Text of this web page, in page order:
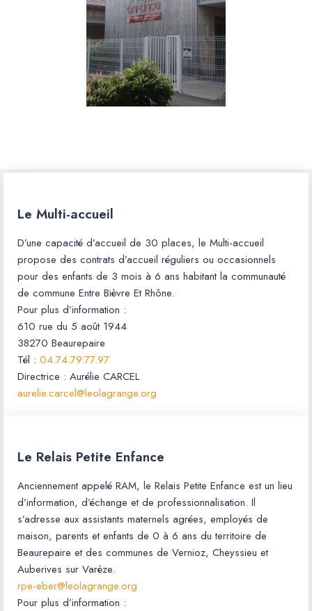
Le Multi-accueil
D’une capacité d’accueil de 30 places, le Multi-accueil
propose des contrats d’accueil réguliers ou occasionnels
pour des enfants de 3 mois à 6 ans habitant la communauté
de commune Entre Bièvre Et Rhône.
Pour plus d’information :
610 rue du 5 août 1944
38270 Beaurepaire
Tél : 04.74.79.77.97
Directrice : Aurélie CARCEL
aurelie.carcel@leolagrange.org
Le Relais Petite Enfance
Anciennement appelé RAM, le Relais Petite Enfance est un lieu
d’information, d’échange et de professionnalisation. Il
s’adresse aux assistants maternels agrées, employés de
maison, parents et enfants de 0 à 6 ans du territoire de
Beaurepaire et des communes de Vernioz, Cheyssieu et
Auberives sur Varèze.
rpe-eber@leolagrange.org
Pour plus d’information :